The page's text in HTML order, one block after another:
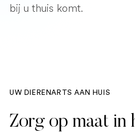
bij u thuis komt.
UW DIERENARTS AAN HUIS
Zorg op maat in